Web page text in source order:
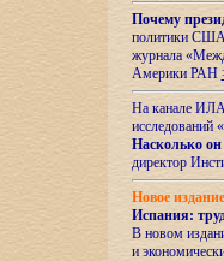
Почему
политики США
журнала
Америки РАН
На канале ИЛА
исследований «
Насколько он
директор
Новое
Испания:
В новом
и